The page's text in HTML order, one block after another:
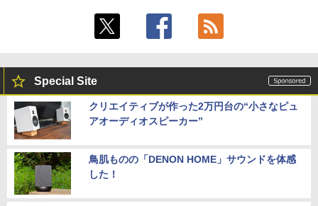
Special Site
クリエイティブが作った2万円台の“小さなピュ
アオーディオスピーカー”
鳥肌ものの「DENON HOME」サウンドを体感
した！